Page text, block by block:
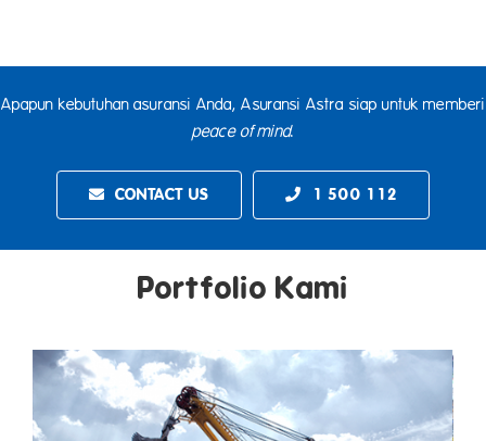
Apapun kebutuhan asuransi Anda, Asuransi Astra siap untuk memberi
peace of mind.
CONTACT US 1 500 112
Portfolio Kami